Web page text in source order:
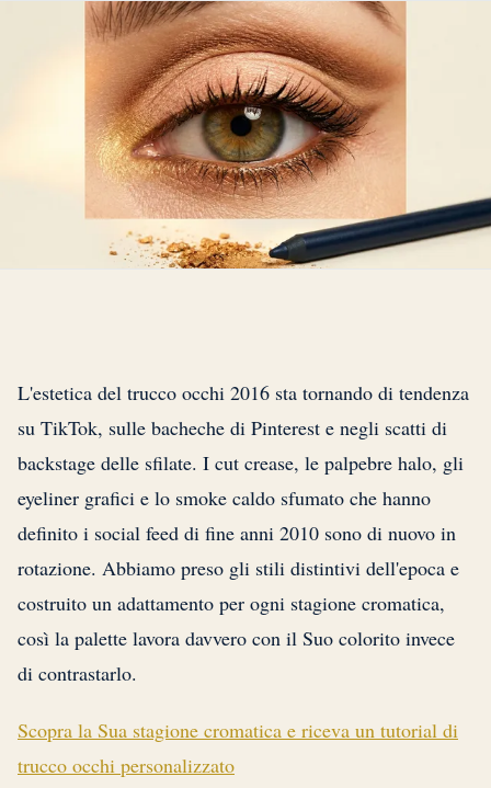
L'estetica del trucco occhi 2016 sta tornando di tendenza
su TikTok, sulle bacheche di Pinterest e negli scatti di
backstage delle sfilate. I cut crease, le palpebre halo, gli
eyeliner grafici e lo smoke caldo sfumato che hanno
definito i social feed di fine anni 2010 sono di nuovo in
rotazione. Abbiamo preso gli stili distintivi dell'epoca e
costruito un adattamento per ogni stagione cromatica,
così la palette lavora davvero con il Suo colorito invece
di contrastarlo.
Scopra la Sua stagione cromatica e riceva un tutorial di
trucco occhi personalizzato